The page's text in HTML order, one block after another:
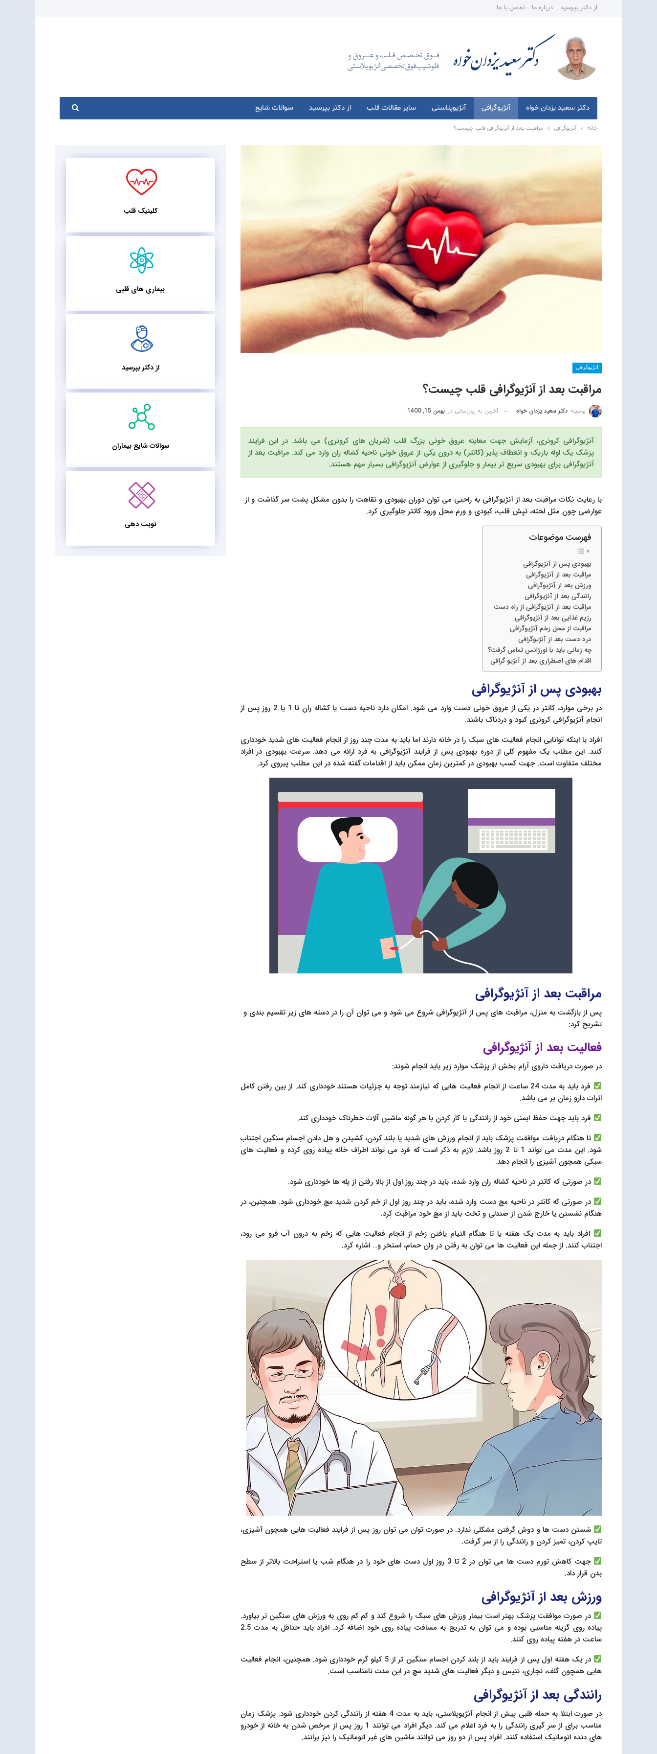
از دکتر بپرسید درباره ما تماس با ما
دکتر سعید یزدان خواه آنژیوگرافی آنژیوپلاستی سایر مقالات قلب از دکتر بپرسید سوالات شایع
خانه آنژیوگرافی مراقبت بعد از آنژیوگرافی قلب چیست؟
آنژیوگرافی
مراقبت بعد از آنژیوگرافی قلب چیست؟
بوسیله دکتر سعید یزدان خواه آخرین به روزرسانی در بهمن 15, 1400
آنژیوگرافی کرونری، آزمایش جهت معاینه عروق خونی بزرگ قلب (شریان های کرونری) می باشد. در این فرایند
پزشک یک لوله باریک و انعطاف پذیر (کاتتر) به درون یکی از عروق خونی ناحیه کشاله ران وارد می کند. مراقبت بعد از
آنژیوگرافی برای بهبودی سریع تر بیمار و جلوگیری از عوارض آنژیوگرافی بسیار مهم هستند.
با رعایت نکات مراقبت بعد از آنژیوگرافی به راحتی می توان دوران بهبودی و نقاهت را بدون مشکل پشت سر گذاشت و از
عوارضی چون مثل لخته، تپش قلب، کبودی و ورم محل ورود کاتتر جلوگیری کرد.
فهرست موضوعات
بهبودی پس از آنژیوگرافی
مراقبت بعد از آنژیوگرافی
ورزش بعد از آنژیوگرافی
رانندگی بعد از آنژیوگرافی
مراقبت بعد از آنژیوگرافی از راه دست
رژیم غذایی بعد از آنژیوگرافی
مراقبت از محل زخم آنژیوگرافی
درد دست بعد از آنژیوگرافی
چه زمانی باید با اورژانس تماس گرفت؟
اقدام های اضطراری بعد از آنژیو گرافی
بهبودی پس از آنژیوگرافی
در برخی موارد، کاتتر در یکی از عروق خونی دست وارد می شود. امکان دارد ناحیه دست یا کشاله ران تا 1 یا 2 روز پس از
انجام آنژیوگرافی کرونری کبود و دردناک باشند.
افراد با اینکه توانایی انجام فعالیت های سبک را در خانه دارند اما باید به مدت چند روز از انجام فعالیت های شدید خودداری
کنند. این مطلب یک مفهوم کلی از دوره بهبودی پس از فرایند آنژیوگرافی به فرد ارائه می دهد. سرعت بهبودی در افراد
مختلف متفاوت است. جهت کسب بهبودی در کمترین زمان ممکن باید از اقدامات گفته شده در این مطلب پیروی کرد.
مراقبت بعد از آنژیوگرافی
پس از بازگشت به منزل، مراقبت های پس از آنژیوگرافی شروع می شود و می توان آن را در دسته های زیر تقسیم بندی و
تشریح کرد:
فعالیت بعد از آنژیوگرافی
در صورت دریافت داروی آرام بخش از پزشک موارد زیر باید انجام شوند:
فرد باید به مدت 24 ساعت از انجام فعالیت هایی که نیازمند توجه به جزئیات هستند خودداری کند. از بین رفتن کامل
اثرات دارو زمان بر می باشد.
فرد باید جهت حفظ ایمنی خود از رانندگی یا کار کردن با هر گونه ماشین آلات خطرناک خودداری کند.
تا هنگام دریافت موافقت پزشک باید از انجام ورزش های شدید یا بلند کردن، کشیدن و هل دادن اجسام سنگین اجتناب
شود. این مدت می تواند 1 تا 2 روز باشد. لازم به ذکر است که فرد می تواند اطراف خانه پیاده روی کرده و فعالیت های
سبکی همچون آشپزی را انجام دهد.
در صورتی که کاتتر در ناحیه کشاله ران وارد شده، باید در چند روز اول از بالا رفتن از پله ها خودداری شود.
در صورتی که کاتتر در ناحیه مچ دست وارد شده، باید در چند روز اول از خم کردن شدید مچ خودداری شود. همچنین، در
هنگام نشستن یا خارج شدن از صندلی و تخت باید از مچ خود مراقبت کرد.
افراد باید به مدت یک هفته یا تا هنگام التیام یافتن زخم از انجام فعالیت هایی که زخم به درون آب فرو می رود،
اجتناب کنند. از جمله این فعالیت ها می توان به رفتن در وان حمام، استخر و… اشاره کرد.
شستن دست ها و دوش گرفتن مشکلی ندارد. در صورت توان می توان روز پس از فرایند فعالیت هایی همچون آشپزی،
تایپ کردن، تمیز کردن و رانندگی را از سر گرفت.
جهت کاهش تورم دست ها می توان در 2 تا 3 روز اول دست های خود را در هنگام شب یا استراحت بالاتر از سطح
بدن قرار داد.
ورزش بعد از آنژیوگرافی
در صورت موافقت پزشک بهتر است بیمار ورزش های سبک را شروع کند و کم کم روی به ورزش های سنگین تر بیاورد.
پیاده روی گزینه مناسبی بوده و می توان به تدریج به مسافت پیاده روی خود اضافه کرد. افراد باید حداقل به مدت 2.5
ساعت در هفته پیاده روی کنند.
در یک هفته اول پس از فرایند باید از بلند کردن اجسام سنگین تر از 5 کیلو گرم خودداری شود. همچنین، انجام فعالیت
هایی همچون گلف، نجاری، تنیس و دیگر فعالیت های شدید مچ در این مدت نامناسب است.
رانندگی بعد از آنژیوگرافی
در صورت ابتلا به حمله قلبی پیش از انجام آنژیوپلاستی، باید به مدت 4 هفته از رانندگی کردن خودداری شود. پزشک زمان
مناسب برای از سر گیری رانندگی را به فرد اعلام می کند. دیگر افراد می توانند 1 روز پس از مرخص شدن به خانه از خودرو
های دنده اتوماتیک استفاده کنند. افراد پس از دو روز می توانند ماشین های غیر اتوماتیک را نیز برانند.
کلینیک قلب
بیماری های قلبی
از دکتر بپرسید
سوالات شایع بیماران
نوبت دهی